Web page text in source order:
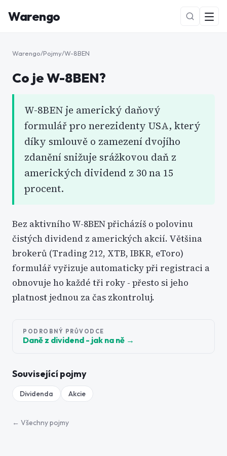
Warengo
NOVÉ
Warengo/Pojmy/W-8BEN
Co jeW-8BEN?
W-8BEN je americký daňový
formulář pro nerezidenty USA, který
díky smlouvě o zamezení dvojího
zdanění snižuje srážkovou daň z
amerických dividend z 30 na 15
procent.
Bez aktivního W-8BEN přicházíš o polovinu
čistých dividend z amerických akcií. Většina
brokerů (Trading 212, XTB, IBKR, eToro)
formulář vyřizuje automaticky při registraci a
obnovuje ho každé tři roky - přesto si jeho
platnost jednou za čas zkontroluj.
PODROBNÝ PRŮVODCE
Daně z dividend - jak na ně →
Související pojmy
Dividenda Akcie
← Všechny pojmy